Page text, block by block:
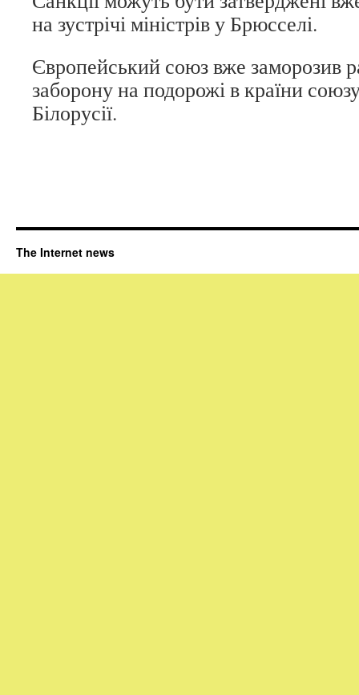
на зустрічі міністрів у Брюсселі.
Європейський союз вже заморозив
заборону на подорожі в країни
Білорусії.
The Internet news